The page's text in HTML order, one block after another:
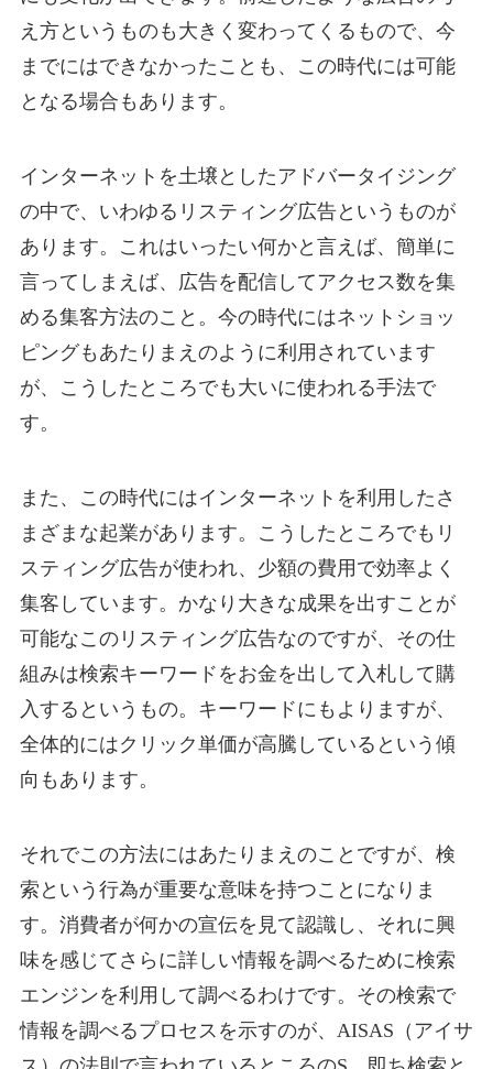
え方というものも大きく変わってくるもので、今
までにはできなかったことも、この時代には可能
となる場合もあります。
インターネットを土壌としたアドバータイジング
の中で、いわゆるリスティング広告というものが
あります。これはいったい何かと言えば、簡単に
言ってしまえば、広告を配信してアクセス数を集
める集客方法のこと。今の時代にはネットショッ
ピングもあたりまえのように利用されています
が、こうしたところでも大いに使われる手法で
す。
また、この時代にはインターネットを利用したさ
まざまな起業があります。こうしたところでもリ
スティング広告が使われ、少額の費用で効率よく
集客しています。かなり大きな成果を出すことが
可能なこのリスティング広告なのですが、その仕
組みは検索キーワードをお金を出して入札して購
入するというもの。キーワードにもよりますが、
全体的にはクリック単価が高騰しているという傾
向もあります。
それでこの方法にはあたりまえのことですが、検
索という行為が重要な意味を持つことになりま
す。消費者が何かの宣伝を見て認識し、それに興
味を感じてさらに詳しい情報を調べるために検索
エンジンを利用して調べるわけです。その検索で
情報を調べるプロセスを示すのが、AISAS（アイサ